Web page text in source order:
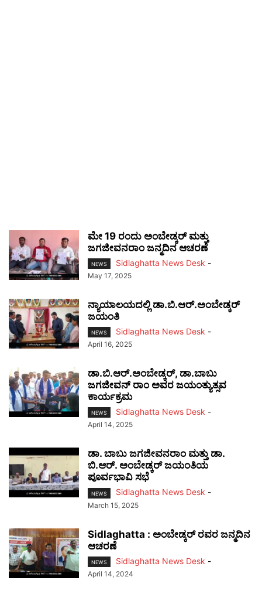
ಮೇ 19 ರಂದು ಅಂಬೇಡ್ಕರ್ ಮತ್ತು
ಜಗಜೀವನರಾಂ ಜನ್ಮದಿನ ಆಚರಣೆ
NEWS Sidlaghatta News Desk -
May 17, 2025
ನ್ಯಾಯಾಲಯದಲ್ಲಿ ಡಾ.ಬಿ.ಆರ್.ಅಂಬೇಡ್ಕರ್
ಜಯಂತಿ
NEWS Sidlaghatta News Desk -
April 16, 2025
ಡಾ.ಬಿ.ಆರ್.ಅಂಬೇಡ್ಕರ್, ಡಾ.ಬಾಬು
ಜಗಜೀವನ್ ರಾಂ ಅವರ ಜಯಂತ್ಯುತ್ಸವ
ಕಾರ್ಯಕ್ರಮ
NEWS Sidlaghatta News Desk -
April 14, 2025
ಡಾ. ಬಾಬು ಜಗಜೀವನರಾಂ ಮತ್ತು ಡಾ.
ಬಿ.ಆರ್. ಅಂಬೇಡ್ಕರ್ ಜಯಂತಿಯ
ಪೂರ್ವಭಾವಿ ಸಭೆ
NEWS Sidlaghatta News Desk -
March 15, 2025
Sidlaghatta : ಅಂಬೇಡ್ಕರ್ ರವರ ಜನ್ಮದಿನ
ಆಚರಣೆ
NEWS Sidlaghatta News Desk -
April 14, 2024